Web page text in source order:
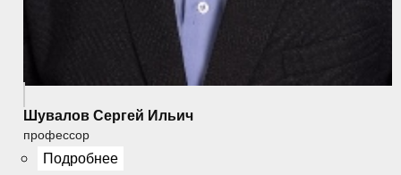
Шувалов Сергей Ильич
профессор
Подробнее